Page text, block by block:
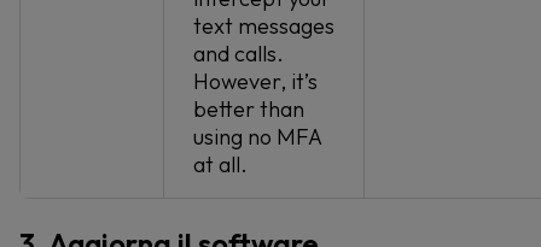
text messages
and calls.
However, it’s
better than
using no MFA
at all.